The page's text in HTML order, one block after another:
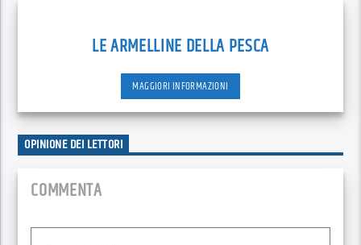
LE ARMELLINE DELLA PESCA
MAGGIORI INFORMAZIONI
OPINIONE DEI LETTORI
COMMENTA